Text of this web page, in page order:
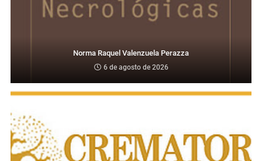
Norma Raquel Valenzuela Perazza
6 de agosto de 2026